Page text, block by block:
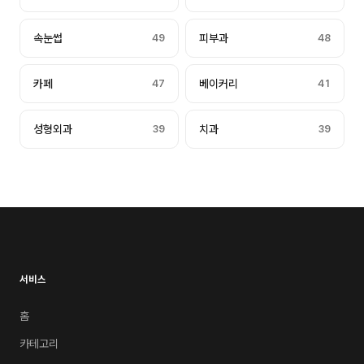
속눈썹 49 피부과 48
카페 47 베이커리 41
성형외과 39 치과 39
서비스
홈
카테고리